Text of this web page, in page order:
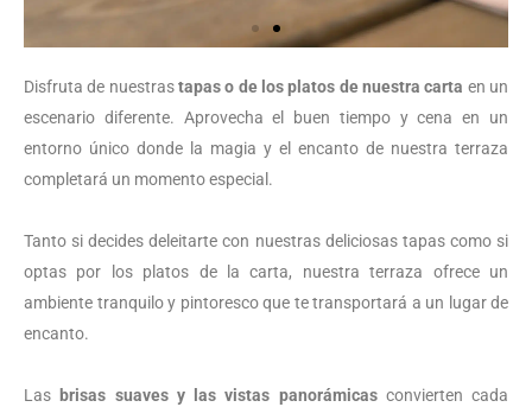
Disfruta de nuestrastapas o de los platos de nuestra carta en un
escenario diferente. Aprovecha el buen tiempo y cena en un
entorno único donde la magia y el encanto de nuestra terraza
completará un momento especial.
Tanto si decides deleitarte con nuestras deliciosas tapas como si
optas por los platos de la carta, nuestra terraza ofrece un
ambiente tranquilo y pintoresco que te transportará a un lugar de
encanto.
Las brisas suaves y las vistas panorámicasconvierten cada